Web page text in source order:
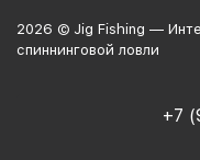
2026 © Jig Fishing —
спиннинговой ловли
+7